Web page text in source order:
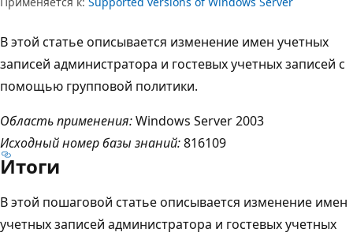
В этой статье описывается изменение имен учетных
записей администратора и гостевых учетных записей с
помощью групповой политики.
Область применения:Windows Server 2003
Исходный номер базы знаний:816109
Итоги
В этой пошаговой статье описывается изменение имен
учетных записей администратора и гостевых учетных